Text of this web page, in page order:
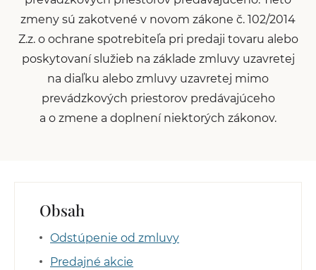
zmeny sú zakotvené v novom zákone č. 102/2014
Z.z. o ochrane spotrebiteľa pri predaji tovaru alebo
poskytovaní služieb na základe zmluvy uzavretej
na diaľku alebo zmluvy uzavretej mimo
prevádzkových priestorov predávajúceho
a o zmene a doplnení niektorých zákonov.
Obsah
Odstúpenie od zmluvy
Predajné akcie